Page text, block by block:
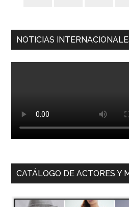
NOTICIAS
CATÁLOGO DE ACTORES Y